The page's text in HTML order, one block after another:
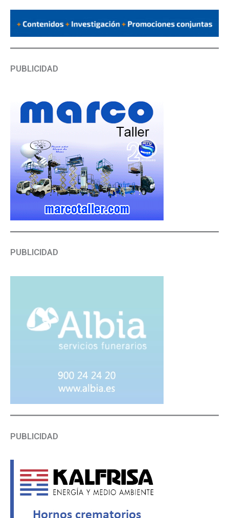
PUBLICIDAD
PUBLICIDAD
PUBLICIDAD